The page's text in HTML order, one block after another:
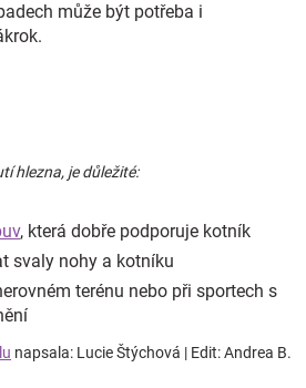
může být potřeba i
hlezna, je důležité:
, která dobře podporuje kotník
svaly nohy a kotníku
terénu nebo při sportech s
napsala: Lucie Štýchová | Edit: Andrea B.